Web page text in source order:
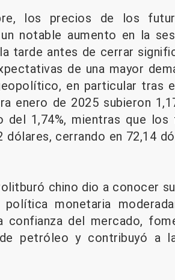
los precios de los
notable aumento en la
tarde antes de cerrar
de una mayor
en particular tras
enero de 2025 subieron
del 1,74%, mientras que
dólares, cerrando en 72,14
chino dio a conocer
monetaria
confianza del mercado,
de petróleo y contribuyó a